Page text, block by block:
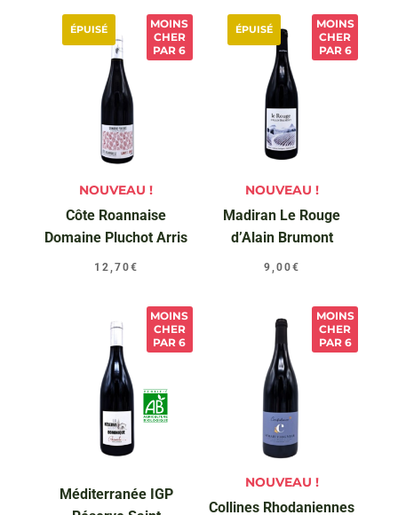
MOINS
CHER
PAR 6
ÉPUISÉ
NOUVEAU !
Côte Roannaise
Domaine Pluchot Arris
12,70€
MOINS
CHER
PAR 6
ÉPUISÉ
NOUVEAU !
Madiran Le Rouge
d’Alain Brumont
9,00€
MOINS
CHER
PAR 6
Méditerranée IGP
MOINS
CHER
PAR 6
NOUVEAU !
Collines Rhodaniennes